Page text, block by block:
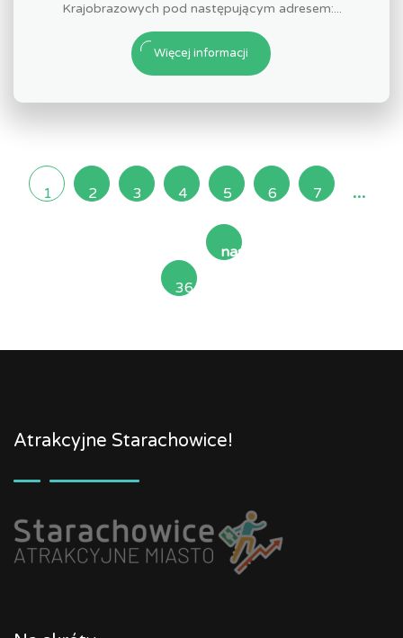
Krajobrazowych pod następującym adresem:...
Więcej informacji
1 2 3 4 5 6 7 ...
36
następna
Atrakcyjne Starachowice!